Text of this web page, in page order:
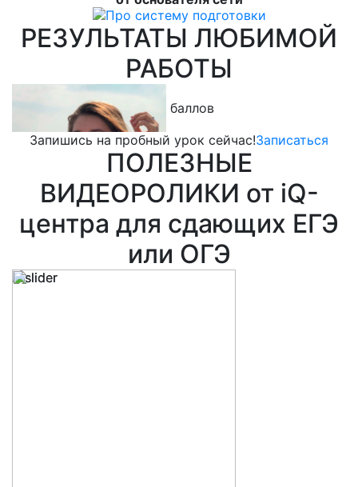
РЕЗУЛЬТАТЫ ЛЮБИМОЙ
РАБОТЫ
Кутовая Ева
100 баллов
обществознание
Запишись на пробный урок сейчас!Записаться
ПОЛЕЗНЫЕ
ВИДЕОРОЛИКИ от iQ-
центра для сдающих ЕГЭ
или ОГЭ